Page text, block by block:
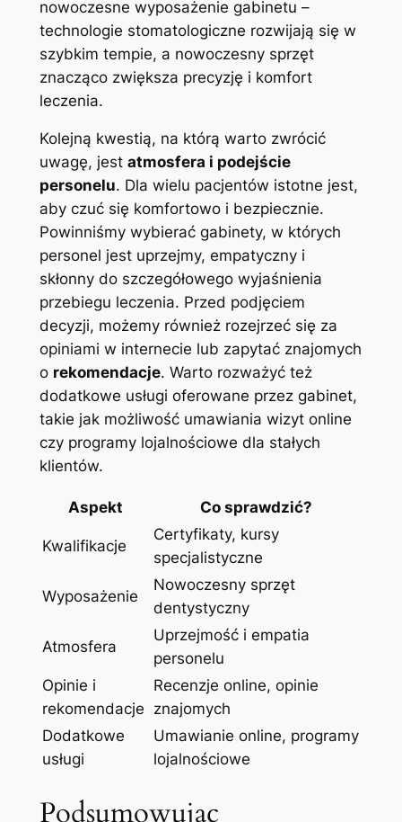
nowoczesne wyposażenie gabinetu –
technologie stomatologiczne rozwijają się w
szybkim tempie, a nowoczesny sprzęt
znacząco zwiększa precyzję i komfort
leczenia.
Kolejną kwestią, na którą warto zwrócić
uwagę, jest atmosfera i podejście
personelu. Dla wielu pacjentów istotne jest,
aby czuć się komfortowo i bezpiecznie.
Powinniśmy wybierać gabinety, w których
personel jest uprzejmy, empatyczny i
skłonny do szczegółowego wyjaśnienia
przebiegu leczenia. Przed podjęciem
decyzji, możemy również rozejrzeć się za
opiniami w internecie lub zapytać znajomych
o rekomendacje. Warto rozważyć też
dodatkowe usługi oferowane przez gabinet,
takie jak możliwość umawiania wizyt online
czy programy lojalnościowe dla stałych
klientów.
Aspekt Co sprawdzić?
Kwalifikacje
Certyfikaty, kursy
specjalistyczne
Wyposażenie
Nowoczesny sprzęt
dentystyczny
Atmosfera
Uprzejmość i empatia
personelu
Opinie i
rekomendacje
Recenzje online, opinie
znajomych
Dodatkowe
usługi
Umawianie online, programy
lojalnościowe
Podsumowując